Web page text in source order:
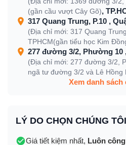
(gần cầu vượt Cây Gõ),
317 Quang Trung, P.10 ,
(Địa chỉ mới: 317 Quang
TPHCM(gần tiểu học Kim
277 đường 3/2, Phường 10
(Địa chỉ mới: 277 đường 3/2,
ngã tư đường 3/2 và Lê Hồng
Xem danh sách
LÝ DO CHỌN CHÚNG TÔI
Giá tiết kiệm nhất, Luôn